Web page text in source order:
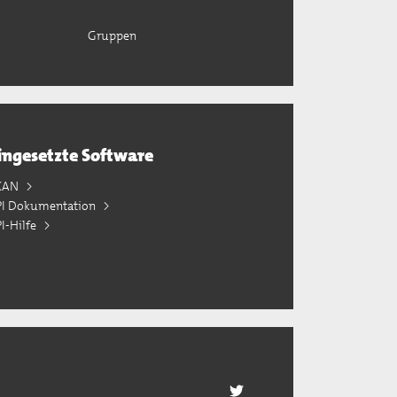
Gruppen
Software
Dokumentation
Hilfe